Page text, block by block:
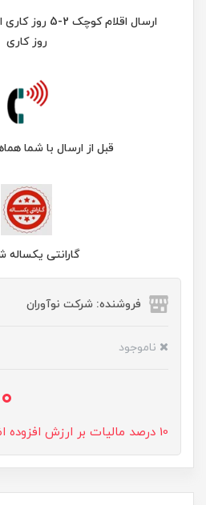
روز کاری
قبل از ارسال با شما
گارانتی یکساله
فروشنده: شرکت نوآوران
ناموجود
10 درصد مالیات بر ارزش افزوده اضافه خواهد شد.